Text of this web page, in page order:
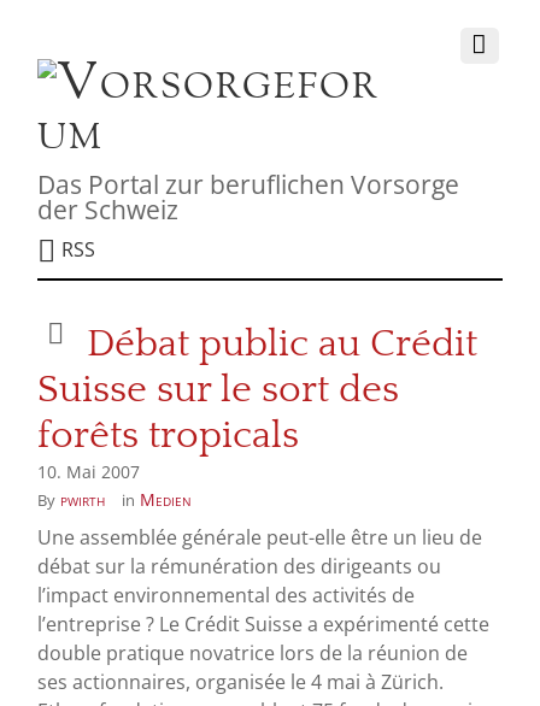
Das Portal zur beruflichen Vorsorge
der Schweiz
RSS
Débat public au Crédit
Suisse sur le sort des
forêts tropicals
10. Mai 2007
By pwirth in Medien
Une assemblée générale peut-elle être un lieu de
débat sur la rémunération des dirigeants ou
l’impact environnemental des activités de
l’entreprise ? Le Crédit Suisse a expérimenté cette
double pratique novatrice lors de la réunion de
ses actionnaires, organisée le 4 mai à Zürich.